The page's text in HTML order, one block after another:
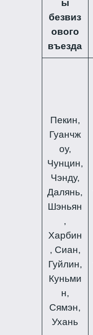
ы
безвиз
ового
въезда
Пекин,
Гуанчж
оу,
Чунцин,
Чэнду,
Далянь,
Шэньян
,
Харбин
, Сиан,
Гуйлин,
Куньми
н,
Сямэн,
Ухань